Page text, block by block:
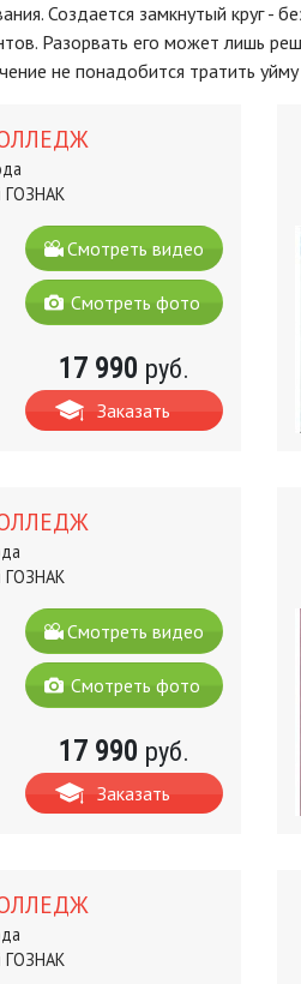
Создается замкнутый круг -
Разорвать его может лишь
не понадобится тратить
ГОЗНАК
Смотреть видео
Смотреть фото
17 990 руб.
Заказать
ГОЗНАК
Смотреть видео
Смотреть фото
17 990 руб.
Заказать
ГОЗНАК